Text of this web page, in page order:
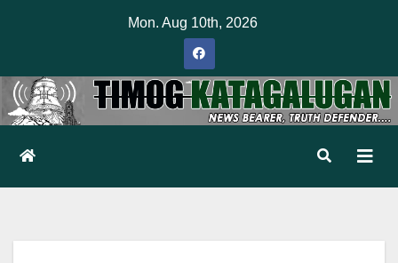
Mon. Aug 10th, 2026